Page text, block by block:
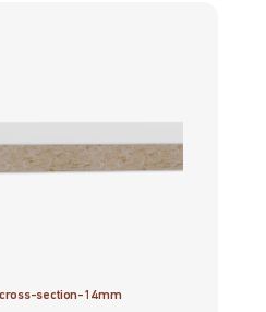
section-14mm